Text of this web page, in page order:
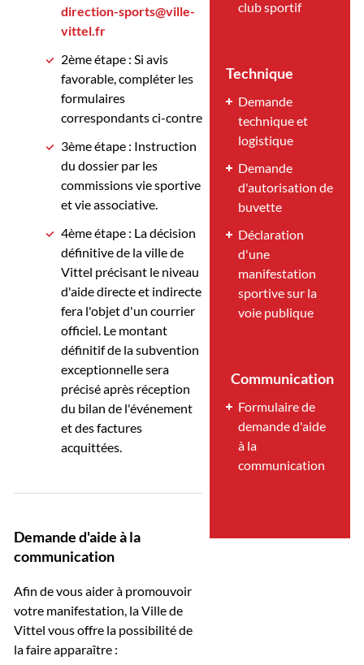
direction-sports@ville-
vittel.fr
2ème étape : Si avis
favorable, compléter les
formulaires
correspondants ci-contre
3ème étape : Instruction
du dossier par les
commissions vie sportive
et vie associative.
4ème étape : La décision
définitive de la ville de
Vittel précisant le niveau
d'aide directe et indirecte
fera l'objet d'un courrier
officiel. Le montant
définitif de la subvention
exceptionnelle sera
précisé après réception
du bilan de l'événement
et des factures
acquittées.
Demande d'aide à la
communication
Afin de vous aider à promouvoir
votre manifestation, la Ville de
Vittel vous offre la possibilité de
la faire apparaître :
club sportif
Technique
Demande
technique et
logistique
Demande
d'autorisation de
buvette
Déclaration
d'une
manifestation
sportive sur la
voie publique
Communication
Formulaire de
demande d'aide
à la
communication